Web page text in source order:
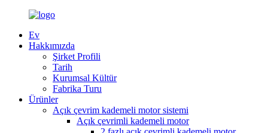
Ev
Hakkımızda
Şirket Profili
Tarih
Kurumsal Kültür
Fabrika Turu
Ürünler
Açık çevrim kademeli motor sistemi
Açık çevrimli kademeli motor